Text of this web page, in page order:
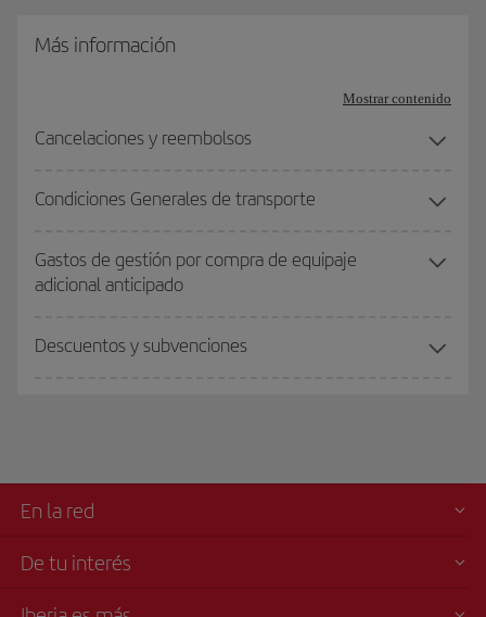
Más información
Mostrar contenido
Cancelaciones y reembolsos
Condiciones Generales de transporte
Gastos de gestión por compra de equipaje
adicional anticipado
Descuentos y subvenciones
En la red
De tu interés